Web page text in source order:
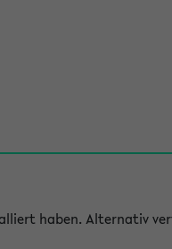
haben. Alternativ